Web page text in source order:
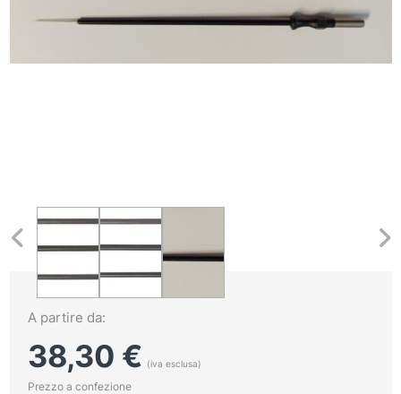
A partire da:
38,30 € (iva esclusa)
Prezzo a confezione